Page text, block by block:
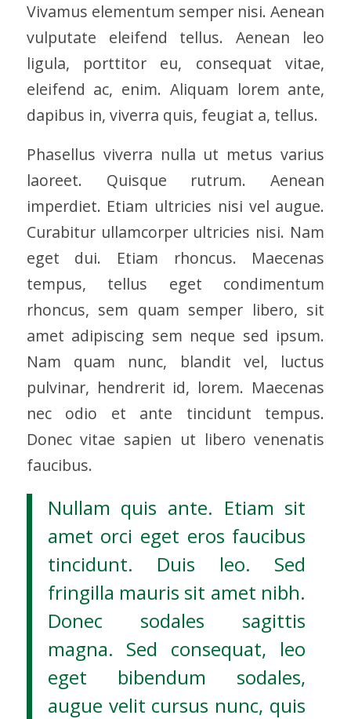
Vivamus elementum semper nisi. Aenean
vulputate eleifend tellus. Aenean leo
ligula, porttitor eu, consequat vitae,
eleifend ac, enim. Aliquam lorem ante,
dapibus in, viverra quis, feugiat a, tellus.
Phasellus viverra nulla ut metus varius
laoreet. Quisque rutrum. Aenean
imperdiet. Etiam ultricies nisi vel augue.
Curabitur ullamcorper ultricies nisi. Nam
eget dui. Etiam rhoncus. Maecenas
tempus, tellus eget condimentum
rhoncus, sem quam semper libero, sit
amet adipiscing sem neque sed ipsum.
Nam quam nunc, blandit vel, luctus
pulvinar, hendrerit id, lorem. Maecenas
nec odio et ante tincidunt tempus.
Donec vitae sapien ut libero venenatis
faucibus.
Nullam quis ante. Etiam sit
amet orci eget eros faucibus
tincidunt. Duis leo. Sed
fringilla mauris sit amet nibh.
Donec sodales sagittis
magna. Sed consequat, leo
eget bibendum sodales,
augue velit cursus nunc, quis